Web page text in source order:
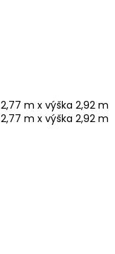
m x výška 2,92 m
m x výška 2,92 m